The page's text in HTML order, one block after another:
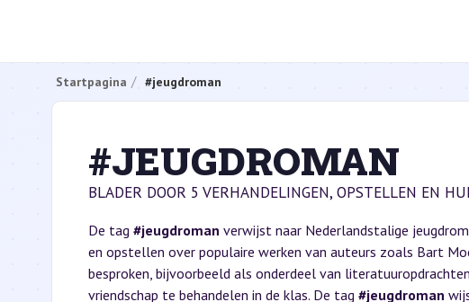
Startpagina #jeugdroman
#JEUGDROMAN
BLADER DOOR 5 VERHANDELINGEN, OPSTELLEN EN
De tag #jeugdroman verwijst naar Nederlandstalige
en opstellen over populaire werken van auteurs zoals Bart
besproken, bijvoorbeeld als onderdeel van
vriendschap te behandelen in de klas. De tag #jeugdroman